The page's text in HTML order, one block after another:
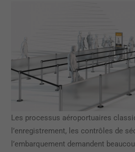
Les processus aéroportuaires
l’enregistrement, les contrôles de
l’embarquement demandent